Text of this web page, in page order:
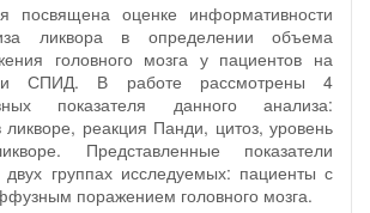
посвящена оценке информативности
ликвора в определении объема
головного мозга у пациентов на
СПИД. В работе рассмотрены 4
показателя данного анализа:
ликворе, реакция Панди, цитоз, уровень
Представленные показатели
группах исследуемых: пациенты с
поражением головного мозга.